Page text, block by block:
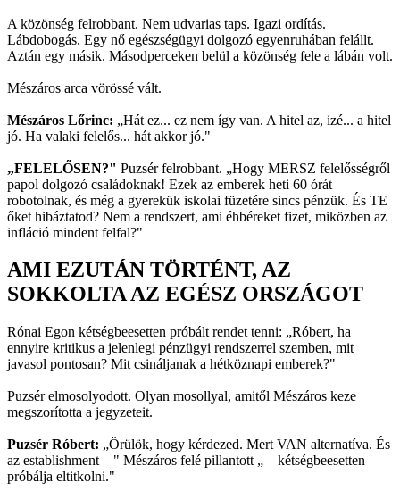
A közönség felrobbant. Nem udvarias taps. Igazi ordítás.
Lábdobogás. Egy nő egészségügyi dolgozó egyenruhában felállt.
Aztán egy másik. Másodperceken belül a közönség fele a lábán volt.
Mészáros arca vörössé vált.
Mészáros Lőrinc: „Hát ez... ez nem így van. A hitel az, izé... a hitel
jó. Ha valaki felelős... hát akkor jó."
„FELELŐSEN?" Puzsér felrobbant. „Hogy MERSZ felelősségről
papol dolgozó családoknak! Ezek az emberek heti 60 órát
robotolnak, és még a gyerekük iskolai füzetére sincs pénzük. És TE
őket hibáztatod? Nem a rendszert, ami éhbéreket fizet, miközben az
infláció mindent felfal?"
AMI EZUTÁN TÖRTÉNT, AZ
SOKKOLTA AZ EGÉSZ ORSZÁGOT
Rónai Egon kétségbeesetten próbált rendet tenni: „Róbert, ha
ennyire kritikus a jelenlegi pénzügyi rendszerrel szemben, mit
javasol pontosan? Mit csináljanak a hétköznapi emberek?"
Puzsér elmosolyodott. Olyan mosollyal, amitől Mészáros keze
megszorította a jegyzeteit.
Puzsér Róbert: „Örülök, hogy kérdezed. Mert VAN alternatíva. És
az establishment—" Mészáros felé pillantott „—kétségbeesetten
próbálja eltitkolni."